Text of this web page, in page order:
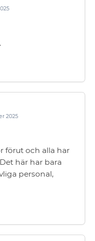
2025
förut och alla har
här har bara
personal,